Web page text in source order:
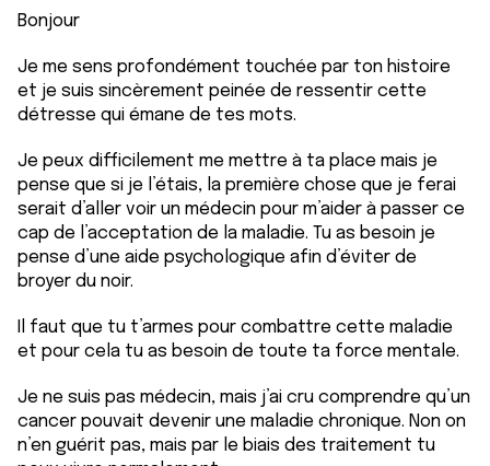
Bonjour
Je me sens profondément touchée par ton histoire
et je suis sincèrement peinée de ressentir cette
détresse qui émane de tes mots.
Je peux difficilement me mettre à ta place mais je
pense que si je l’étais, la première chose que je ferai
serait d’aller voir un médecin pour m’aider à passer ce
cap de l’acceptation de la maladie. Tu as besoin je
pense d’une aide psychologique afin d’éviter de
broyer du noir.
Il faut que tu t’armes pour combattre cette maladie
et pour cela tu as besoin de toute ta force mentale.
Je ne suis pas médecin, mais j’ai cru comprendre qu’un
cancer pouvait devenir une maladie chronique. Non on
n’en guérit pas, mais par le biais des traitement tu